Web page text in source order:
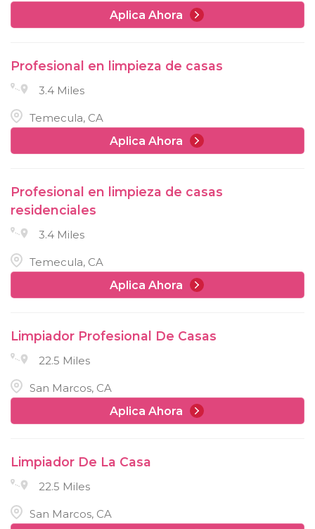
Aplica Ahora
Profesional en limpieza de casas
3.4 Miles
Temecula, CA
Aplica Ahora
Profesional en limpieza de casas
residenciales
3.4 Miles
Temecula, CA
Aplica Ahora
Limpiador Profesional De Casas
22.5 Miles
San Marcos, CA
Aplica Ahora
Limpiador De La Casa
22.5 Miles
San Marcos, CA